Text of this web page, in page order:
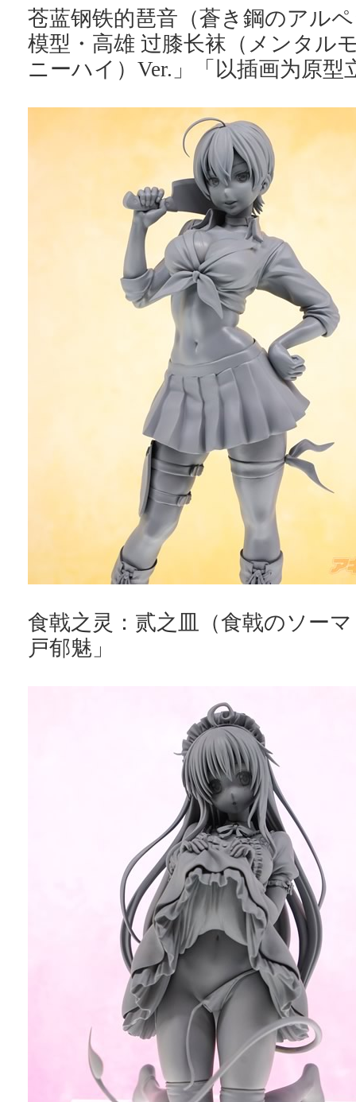
苍蓝钢铁的琶音（蒼き鋼のアル
模型・高雄 过膝长袜（メンタル
ニーハイ）Ver.」「以插画为原型
食戟之灵：贰之皿（食戟のソー
戸郁魅」